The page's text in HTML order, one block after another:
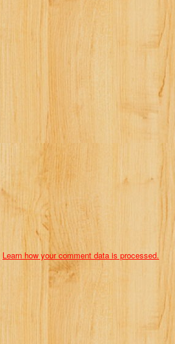
Learn how your comment data is processed.